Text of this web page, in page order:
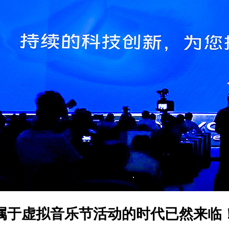
于虚拟音乐节活动的时代已然来临